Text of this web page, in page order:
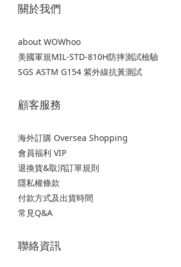
關於我們
about WOWhoo
美國軍規MIL-STD-810H防摔測試檢驗
SGS ASTM G154 紫外線抗黃測試
顧客服務
海外訂購 Oversea Shopping
會員福利 VIP
退換貨&取消訂單規則
隱私權條款
付款方式及出貨時間
常見Q&A
聯絡資訊